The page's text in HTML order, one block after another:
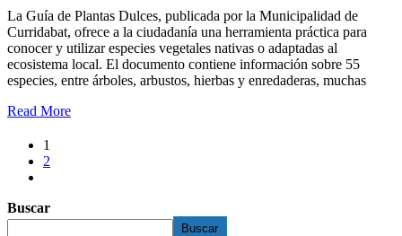
La Guía de Plantas Dulces, publicada por la Municipalidad de
Curridabat, ofrece a la ciudadanía una herramienta práctica para
conocer y utilizar especies vegetales nativas o adaptadas al
ecosistema local. El documento contiene información sobre 55
especies, entre árboles, arbustos, hierbas y enredaderas, muchas
Read More
1
2
Buscar
Buscar